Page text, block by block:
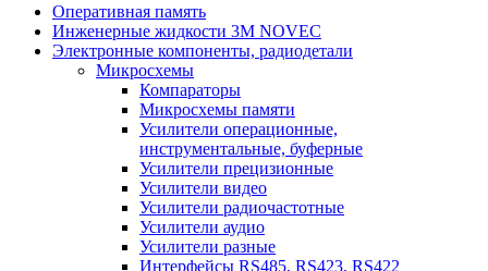
Оперативная память
Инженерные жидкости 3M NOVEC
Электронные компоненты, радиодетали
Микросхемы
Компараторы
Микросхемы памяти
Усилители операционные,
инструментальные, буферные
Усилители прецизионные
Усилители видео
Усилители радиочастотные
Усилители аудио
Усилители разные
Интерфейсы RS485, RS423, RS422